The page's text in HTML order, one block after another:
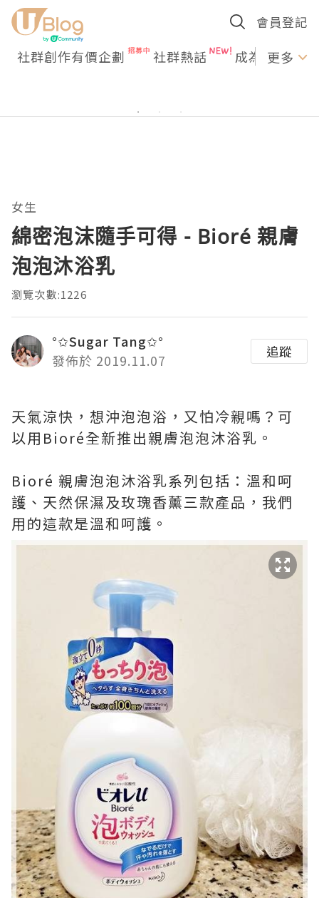
會員登記
社群創作有價企劃 社群熱話 成為U更多
女生
綿密泡沫隨手可得 - Bioré 親膚
泡泡沐浴乳
瀏覽次數:1226
°✩Sugar Tang✩°
發佈於 2019.11.07
追蹤
天氣涼快，想沖泡泡浴，又怕冷親嗎？可
以用Bioré全新推出親膚泡泡沐浴乳。
Bioré 親膚泡泡沐浴乳系列包括：溫和呵
護、天然保濕及玫瑰香薰三款產品，我們
用的這款是溫和呵護。